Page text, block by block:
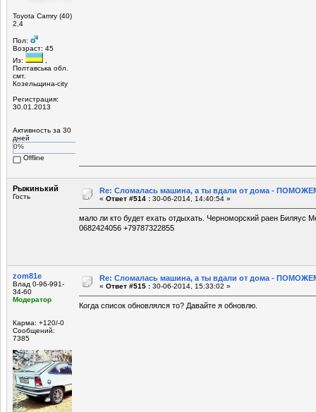
Toyota Camry (40)
2,4
Пол:
Возраст: 45
Из:
Полтавська обл.
смт.
Козельщина-city
Регистрация:
30.01.2013
Активность за 30
дней
0%
Offline
Рыжинький
Гость
Re: Сломалась машина, а ты вдали от дома -
« Ответ #514 : 30-06-2014, 14:40:54 »
мало ли кто будет ехать отдыхать. Черноморский раен Биляус
0682424056 +79787322855
zom81e
Влад 0-96-991-
34-60
Модератор
Карма: +120/-0
Сообщений:
7385
Re: Сломалась машина, а ты вдали от дома -
« Ответ #515 : 30-06-2014, 15:33:02 »
Когда список обновлялся то? Давайте я обновлю.